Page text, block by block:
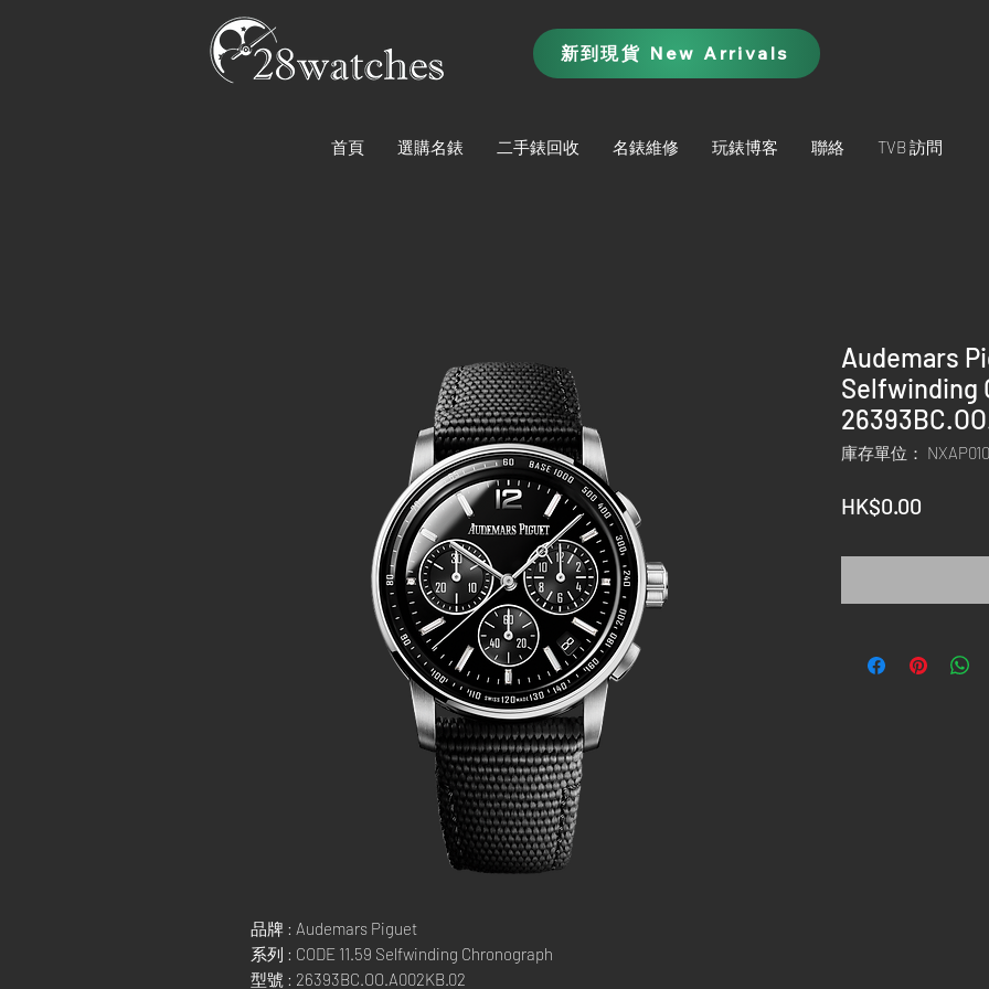
新到現貨 New Arrivals
首頁 選購名錶 二手錶回收 名錶維修 玩錶博客 聯絡 TVB 訪問
品牌 : Audemars Piguet
系列 : CODE 11.59 Selfwinding Chronograph
型號 : 26393BC.OO.A002KB.02
Audemars
Selfwinding
庫存單位：
HK$0.00